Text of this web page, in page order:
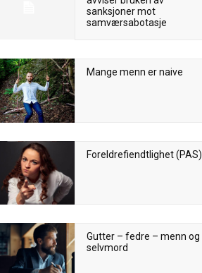
sanksjoner mot
samværsabotasje
Mange menn er naive
Foreldrefiendtlighet (PAS)
Gutter – fedre – menn og
selvmord